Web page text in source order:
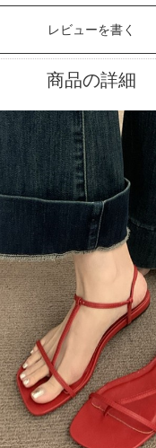
レビューを書く
商品の詳細